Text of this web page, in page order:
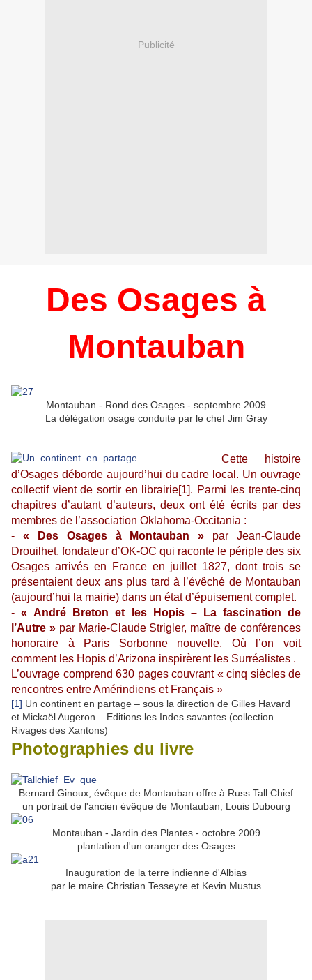
Publicité
Des Osages à
Montauban
Montauban - Rond des Osages - septembre 2009
La délégation osage conduite par le chef Jim Gray
Cette histoire
d’Osages déborde aujourd’hui du cadre local. Un ouvrage
collectif vient de sortir en librairie[1]. Parmi les trente-cinq
chapitres d’autant d’auteurs, deux ont été écrits par des
membres de l’association Oklahoma-Occitania :
- « Des Osages à Montauban » par Jean-Claude
Drouilhet, fondateur d’OK-OC qui raconte le périple des six
Osages arrivés en France en juillet 1827, dont trois se
présentaient deux ans plus tard à l’évêché de Montauban
(aujourd’hui la mairie) dans un état d’épuisement complet.
-« André Breton et les Hopis – La fascination de
l’Autre »par Marie-Claude Strigler, maître de conférences
honoraire à Paris Sorbonne nouvelle. Où l’on voit
comment les Hopis d’Arizona inspirèrent les Surréalistes .
L’ouvrage comprend 630 pages couvrant « cinq siècles de
rencontres entre Amérindiens et Français »
[1] Un continent en partage – sous la direction de Gilles Havard
et Mickaël Augeron – Editions les Indes savantes (collection
Rivages des Xantons)
Photographies du livre
Bernard Ginoux, évêque de Montauban offre à Russ Tall Chief
un portrait de l'ancien évêque de Montauban, Louis Dubourg
Montauban - Jardin des Plantes - octobre 2009
plantation d'un oranger des Osages
Inauguration de la terre indienne d'Albias
par le maire Christian Tesseyre et Kevin Mustus